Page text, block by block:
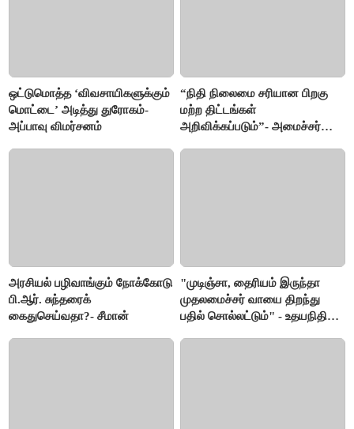
ஒட்டுமொத்த ‘விவசாயிகளுக்கும்
மொட்டை’ அடித்து துரோகம்-
அப்பாவு விமர்சனம்
“நிதி நிலைமை சரியான பிறகு
மற்ற திட்டங்கள்
அறிவிக்கப்படும்”- அமைச்சர்
அரசியல் பழிவாங்கும் நோக்கோடு
பி.ஆர். சுந்தரைக்
கைதுசெய்வதா?- சீமான்
"முடிஞ்சா, தைரியம் இருந்தா
முதலமைச்சர் வாயை திறந்து
பதில் சொல்லட்டும்" - உதயநிதி